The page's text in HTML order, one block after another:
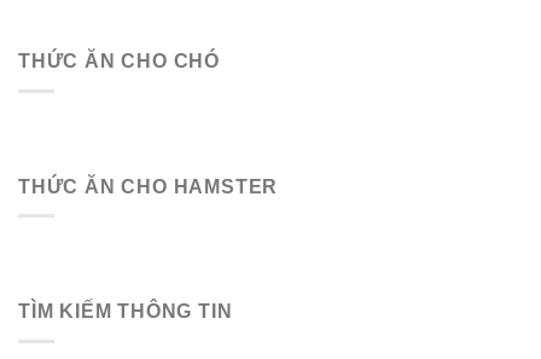
THỨC ĂN CHO CHÓ
THỨC ĂN CHO HAMSTER
TÌM KIẾM THÔNG TIN